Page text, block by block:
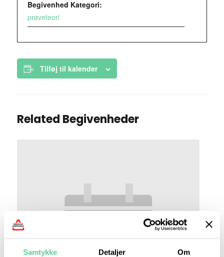
Samtykke Detaljer Om
Begivenhed Kategori:
prøveteori
Tilføj til kalender
Related Begivenheder